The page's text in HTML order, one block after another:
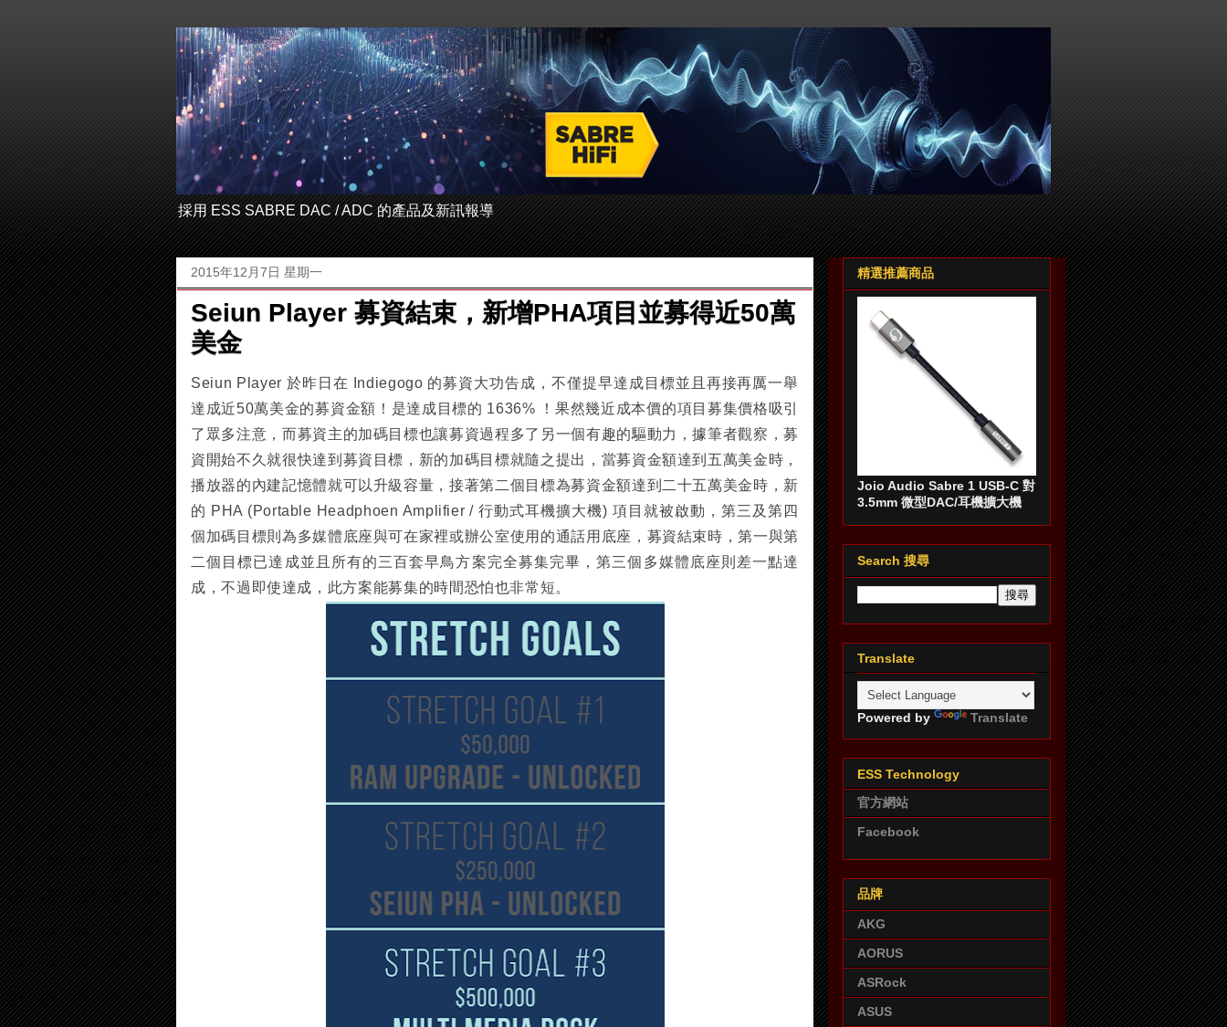
採用 ESS SABRE DAC / ADC 的產品及新訊報導
2015年12月7日 星期一
Seiun Player 募資結束，新增PHA項目並募得近50萬
美金
Seiun Player 於昨日在 Indiegogo 的募資大功告成，不僅提早達成目標並且再接再厲一舉
達成近50萬美金的募資金額！是達成目標的 1636% ！果然幾近成本價的項目募集價格吸引
了眾多注意，而募資主的加碼目標也讓募資過程多了另一個有趣的驅動力，據筆者觀察，募
資開始不久就很快達到募資目標，新的加碼目標就隨之提出，當募資金額達到五萬美金時，
播放器的內建記憶體就可以升級容量，接著第二個目標為募資金額達到二十五萬美金時，新
的 PHA (Portable Headphoen Amplifier / 行動式耳機擴大機) 項目就被啟動，第三及第四
個加碼目標則為多媒體底座與可在家裡或辦公室使用的通話用底座，募資結束時，第一與第
二個目標已達成並且所有的三百套早鳥方案完全募集完畢，第三個多媒體底座則差一點達
成，不過即使達成，此方案能募集的時間恐怕也非常短。
精選推薦商品
Joio Audio Sabre 1 USB-C 對
3.5mm 微型DAC/耳機擴大機
Search 搜尋
Translate
Powered by Translate
ESS Technology
官方網站
Facebook
品牌
AKG
AORUS
ASRock
ASUS